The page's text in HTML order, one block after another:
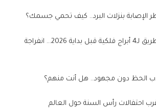
الإصابة بنزلات البرد.. كيف تحمي جسمك؟
مكاسب مالية في الطريق لـ4 أبراج فلكية قبل بداية 2026… انفراجة
احتفالات رأس السنة حول العالم